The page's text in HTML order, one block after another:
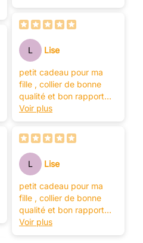
L Lise
petit cadeau pour ma
fille , collier de bonne
qualité et bon rapport
qualité prix.
Je suis ravie.
Voir plus
L Lise
petit cadeau pour ma
fille , collier de bonne
qualité et bon rapport
qualité prix.
Je suis ravie.
Voir plus